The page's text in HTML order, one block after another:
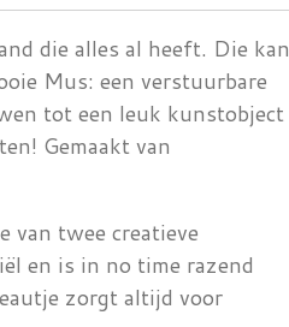
die alles al heeft. Die kan
Mus: een verstuurbare
tot een leuk kunstobject
Gemaakt van
van twee creatieve
en is in no time razend
zorgt altijd voor